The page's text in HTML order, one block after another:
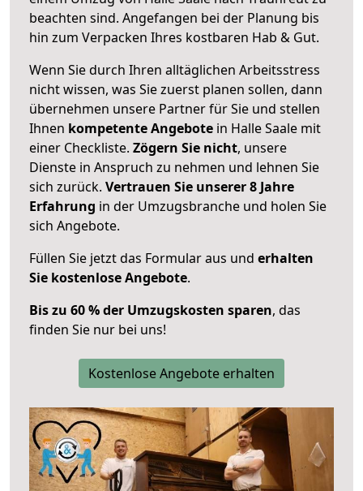
beachten sind. Angefangen bei der Planung bis
hin zum Verpacken Ihres kostbaren Hab & Gut.
Wenn Sie durch Ihren alltäglichen Arbeitsstress
nicht wissen, was Sie zuerst planen sollen, dann
übernehmen unsere Partner für Sie und stellen
Ihnen kompetente Angebote in Halle Saale mit
einer Checkliste. Zögern Sie nicht, unsere
Dienste in Anspruch zu nehmen und lehnen Sie
sich zurück. Vertrauen Sie unserer 8 Jahre
Erfahrung in der Umzugsbranche und holen Sie
sich Angebote.
Füllen Sie jetzt das Formular aus und erhalten
Sie kostenlose Angebote.
Bis zu 60 % der Umzugskosten sparen, das
finden Sie nur bei uns!
Kostenlose Angebote erhalten